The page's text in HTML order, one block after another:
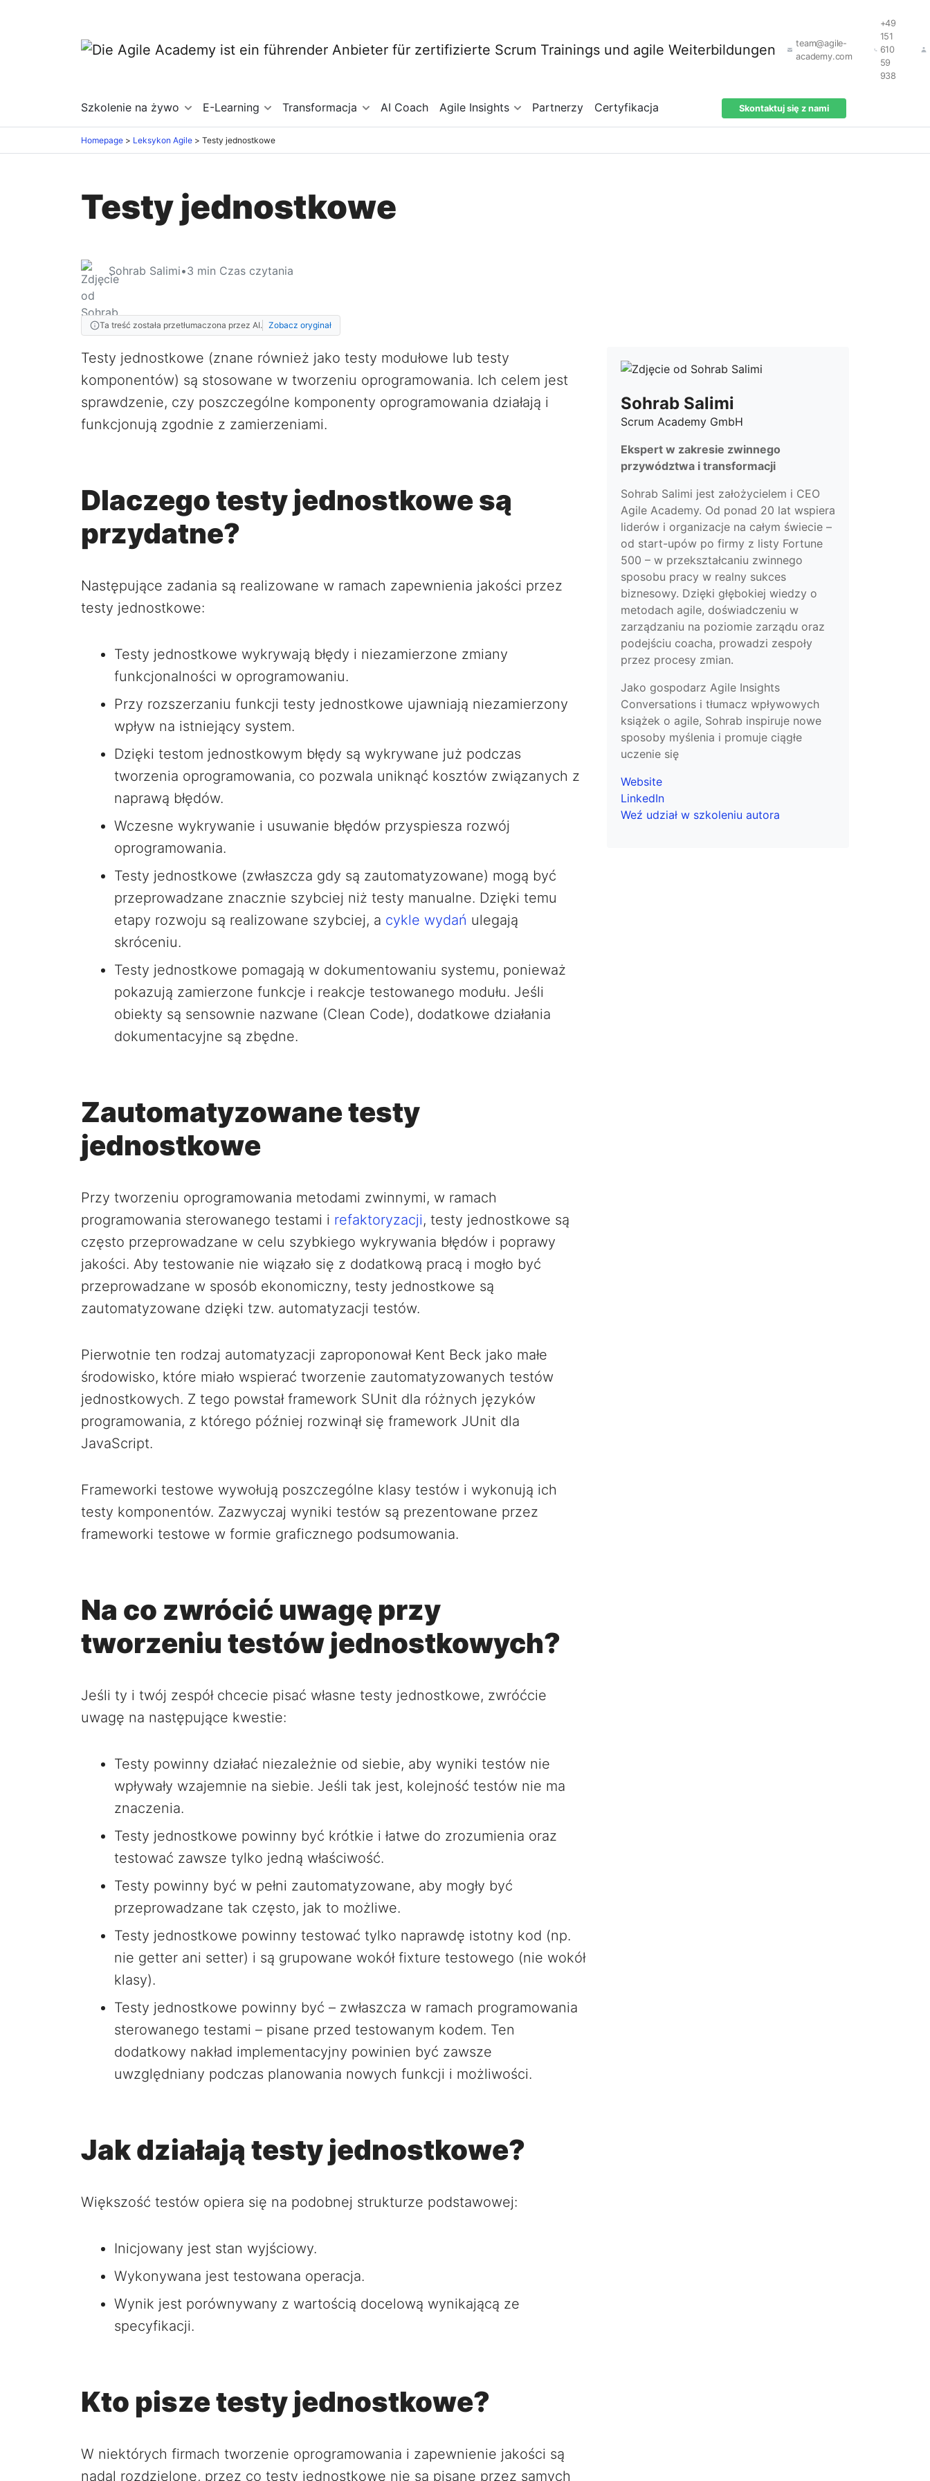
team@agile-
academy.com
+49
151
610
59
938
Szkolenie na żywo E-Learning Transformacja AI Coach Agile Insights Partnerzy Certyfikacja Skontaktuj się z nami
Homepage Leksykon Agile Testy jednostkowe
Testy jednostkowe
Sohrab Salimi•3 min Czas czytania
Ta treść została przetłumaczona przez AI. Zobacz oryginał
Testy jednostkowe (znane również jako testy modułowe lub testy
komponentów) są stosowane w tworzeniu oprogramowania. Ich celem jest
sprawdzenie, czy poszczególne komponenty oprogramowania działają i
funkcjonują zgodnie z zamierzeniami.
Dlaczego testy jednostkowe są
przydatne?
Następujące zadania są realizowane w ramach zapewnienia jakości przez
testy jednostkowe:
Testy jednostkowe wykrywają błędy i niezamierzone zmiany
funkcjonalności w oprogramowaniu.
Przy rozszerzaniu funkcji testy jednostkowe ujawniają niezamierzony
wpływ na istniejący system.
Dzięki testom jednostkowym błędy są wykrywane już podczas
tworzenia oprogramowania, co pozwala uniknąć kosztów związanych z
naprawą błędów.
Wczesne wykrywanie i usuwanie błędów przyspiesza rozwój
oprogramowania.
Testy jednostkowe (zwłaszcza gdy są zautomatyzowane) mogą być
przeprowadzane znacznie szybciej niż testy manualne. Dzięki temu
etapy rozwoju są realizowane szybciej, a cykle wydań ulegają
skróceniu.
Testy jednostkowe pomagają w dokumentowaniu systemu, ponieważ
pokazują zamierzone funkcje i reakcje testowanego modułu. Jeśli
obiekty są sensownie nazwane (Clean Code), dodatkowe działania
dokumentacyjne są zbędne.
Zautomatyzowane testy
jednostkowe
Przy tworzeniu oprogramowania metodami zwinnymi, w ramach
programowania sterowanego testami i refaktoryzacji, testy jednostkowe są
często przeprowadzane w celu szybkiego wykrywania błędów i poprawy
jakości. Aby testowanie nie wiązało się z dodatkową pracą i mogło być
przeprowadzane w sposób ekonomiczny, testy jednostkowe są
zautomatyzowane dzięki tzw. automatyzacji testów.
Pierwotnie ten rodzaj automatyzacji zaproponował Kent Beck jako małe
środowisko, które miało wspierać tworzenie zautomatyzowanych testów
jednostkowych. Z tego powstał framework SUnit dla różnych języków
programowania, z którego później rozwinął się framework JUnit dla
JavaScript.
Frameworki testowe wywołują poszczególne klasy testów i wykonują ich
testy komponentów. Zazwyczaj wyniki testów są prezentowane przez
frameworki testowe w formie graficznego podsumowania.
Na co zwrócić uwagę przy
tworzeniu testów jednostkowych?
Jeśli ty i twój zespół chcecie pisać własne testy jednostkowe, zwróćcie
uwagę na następujące kwestie:
Testy powinny działać niezależnie od siebie, aby wyniki testów nie
wpływały wzajemnie na siebie. Jeśli tak jest, kolejność testów nie ma
znaczenia.
Testy jednostkowe powinny być krótkie i łatwe do zrozumienia oraz
testować zawsze tylko jedną właściwość.
Testy powinny być w pełni zautomatyzowane, aby mogły być
przeprowadzane tak często, jak to możliwe.
Testy jednostkowe powinny testować tylko naprawdę istotny kod (np.
nie getter ani setter) i są grupowane wokół fixture testowego (nie wokół
klasy).
Testy jednostkowe powinny być – zwłaszcza w ramach programowania
sterowanego testami – pisane przed testowanym kodem. Ten
dodatkowy nakład implementacyjny powinien być zawsze
uwzględniany podczas planowania nowych funkcji i możliwości.
Jak działają testy jednostkowe?
Większość testów opiera się na podobnej strukturze podstawowej:
Inicjowany jest stan wyjściowy.
Wykonywana jest testowana operacja.
Wynik jest porównywany z wartością docelową wynikającą ze
specyfikacji.
Kto pisze testy jednostkowe?
W niektórych firmach tworzenie oprogramowania i zapewnienie jakości są
nadal rozdzielone, przez co testy jednostkowe nie są pisane przez samych
Sohrab Salimi
Scrum Academy GmbH
Ekspert w zakresie zwinnego
przywództwa i transformacji
Sohrab Salimi jest założycielem i CEO
Agile Academy. Od ponad 20 lat wspiera
liderów i organizacje na całym świecie –
od start-upów po firmy z listy Fortune
500 – w przekształcaniu zwinnego
sposobu pracy w realny sukces
biznesowy. Dzięki głębokiej wiedzy o
metodach agile, doświadczeniu w
zarządzaniu na poziomie zarządu oraz
podejściu coacha, prowadzi zespoły
przez procesy zmian.
Jako gospodarz Agile Insights
Conversations i tłumacz wpływowych
książek o agile, Sohrab inspiruje nowe
sposoby myślenia i promuje ciągłe
uczenie się
Website
LinkedIn
Weź udział w szkoleniu autora